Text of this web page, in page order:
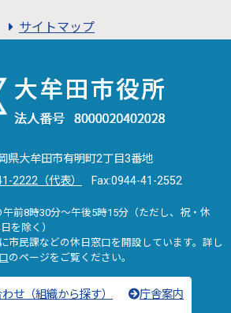
サイトマップ
県大牟田市有明町2丁目3番地
2222（代表） Fax:0944-41-2552
午前8時30分～午後5時15分（ただし、祝・休
を除く）
市民課などの休日窓口を開設しています。詳し
のページをご覧ください。
せ（組織から探す）
庁舎案内